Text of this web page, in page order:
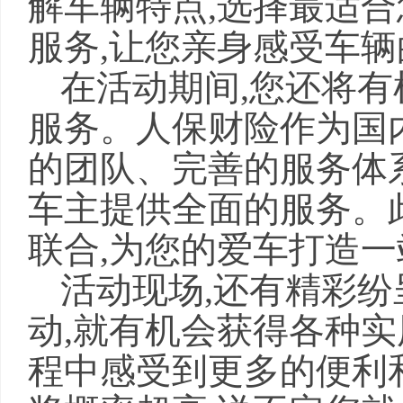
服务,让您亲身感受车
在活动期间,您还将
服务。人保财险作为
的团队、完善的服务
车主提供全面的服务。
联合,为您的爱车打造
活动现场,还有精彩
动,就有机会获得各种
程中感受到更多的便